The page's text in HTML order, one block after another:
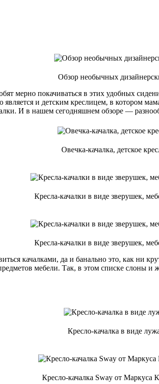
Обзор необычных
мерно покачиваться в этих удобных
и детским креслицем, в котором
И в нашем сегодняшнем обзоре —
Овечка-качалка, детское
Кресла-качалки в виде зверушек,
Кресла-качалки в виде зверушек,
качалками, да и банально это, как ни
мебели. Так, в этом списке слоны
Кресло-качалка в виде
Кресло-качалка Sway от Маркуса